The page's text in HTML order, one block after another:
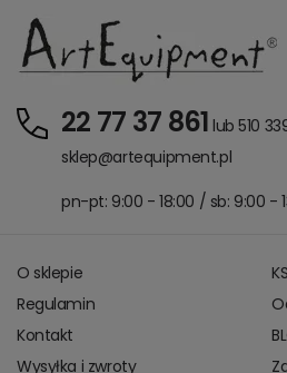
22 77 37 861 lub 510
sklep@artequipment.pl
pn-pt: 9:00 - 18:00 / sb: 9:00 -
O sklepie
Regulamin
Kontakt
Wysyłka i zwroty